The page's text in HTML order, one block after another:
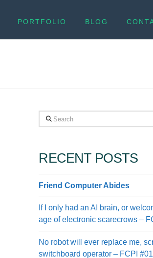
PORTFOLIO BLOG
Search
RECENT POSTS
Friend Computer Abides
If I only had an AI brain, or
age of electronic scarecrows –
No robot will ever replace me,
switchboard operator – FCPI #01